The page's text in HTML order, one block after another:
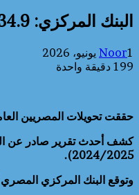
البنك المركزي: 34.9 مليار دولار حصيلة تحويلات المصريين العاملين بالخارج في 9 شهور
Noor1 يونيو، 2026
199 دقيقة واحدة
حققت تحويلات المصريين
2024/2025).
وتوقع البنك المركزي المصري أن يتجاوز معدل التضخم